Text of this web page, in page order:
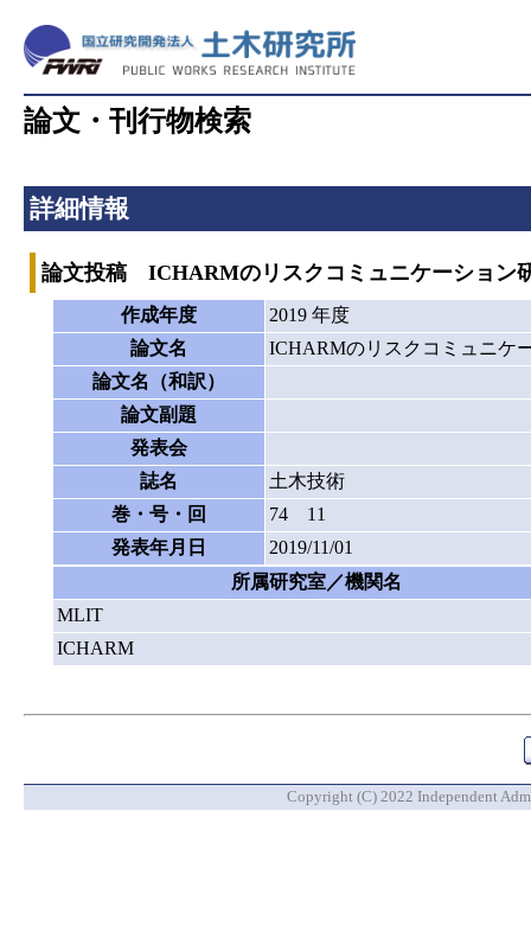
論文・刊行物検索
詳細情報
論文投稿 ICHARMのリスクコミュニケーション
作成年度
2019 年度
論文名
ICHARMのリスクコミュニケ
論文名（和訳）
論文副題
発表会
誌名
土木技術
巻・号・回
74 11
発表年月日
2019/11/01
所属研究室／機関名
MLIT
ICHARM
Copyright (C) 2022 Independent